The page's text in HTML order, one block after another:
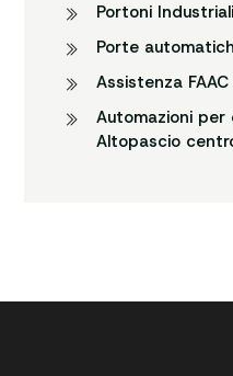
Portoni
Porte
Assistenza
Automazioni
Altopascio